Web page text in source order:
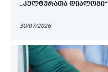
„ᲙᲣᲚᲢᲣᲠᲐᲗᲐ ᲓᲘᲐᲚᲝᲒᲘ“
30/07/2026